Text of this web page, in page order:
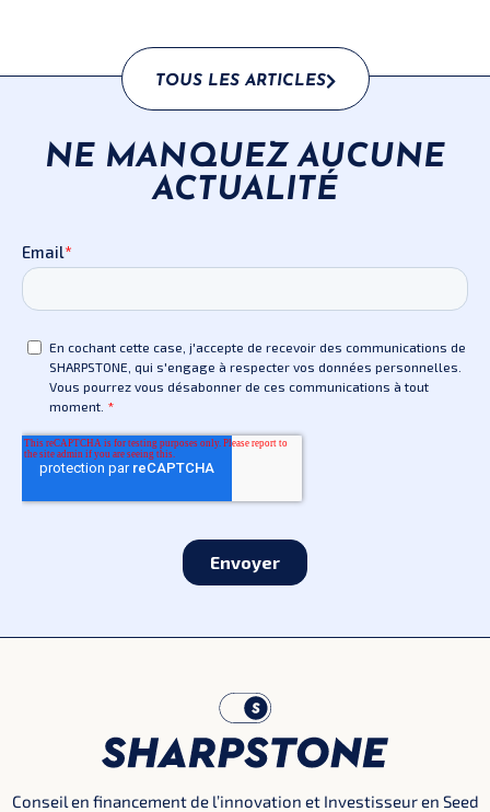
TOUS LES ARTICLES
NE MANQUEZ AUCUNE
ACTUALITÉ
Conseil en financement de l’innovation et Investisseur en Seed